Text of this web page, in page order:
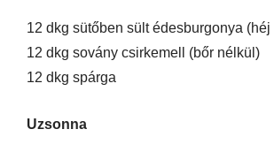
12 dkg sütőben sült édesburgonya
12 dkg sovány csirkemell (bőr nélkül)
12 dkg spárga
Uzsonna